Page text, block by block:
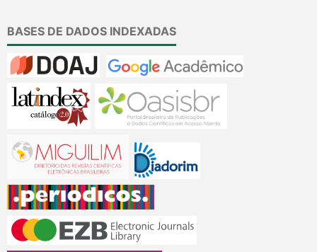
BASES DE DADOS INDEXADAS